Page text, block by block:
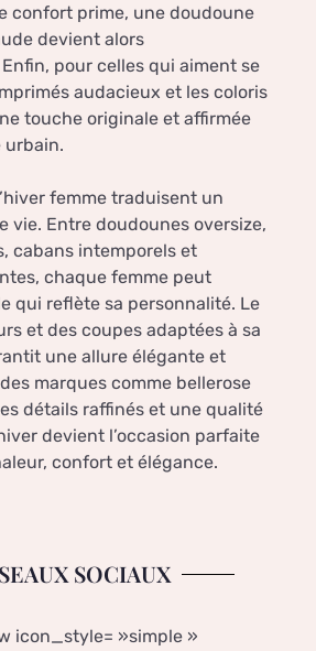
confort prime, une doudoune
devient alors
pour celles qui aiment se
audacieux et les coloris
touche originale et affirmée
urbain.
femme traduisent un
vie. Entre doudounes oversize,
cabans intemporels et
chaque femme peut
qui reflète sa personnalité. Le
et des coupes adaptées à sa
une allure élégante et
marques comme bellerose
détails raffinés et une qualité
devient l’occasion parfaite
confort et élégance.
SOCIAUX
icon_style= »simple »